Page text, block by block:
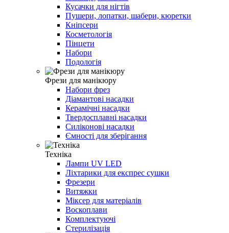
Кусачки для нігтів
Пушери, лопатки, шабери, кюретки
Кніпсери
Косметологія
Пінцети
Набори
Подологія
Фрези для манікюру
Набори фрез
Діамантові насадки
Керамічні насадки
Твердосплавні насадки
Силіконові насадки
Ємності для зберігання
Техніка
Лампи UV LED
Ліхтарики для експрес сушки
Фрезери
Витяжки
Міксер для матеріалів
Воскоплави
Комплектуючі
Стерилізація